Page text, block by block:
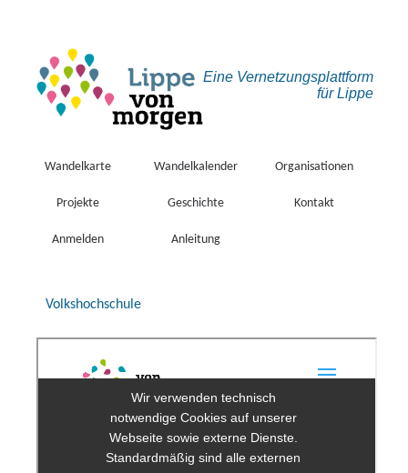
Eine Vernetzungs­plattform
für Lippe
Wandelkarte Wandelkalender Organisationen
Projekte Geschichte Kontakt
Anmelden Anleitung
Volkshochschule